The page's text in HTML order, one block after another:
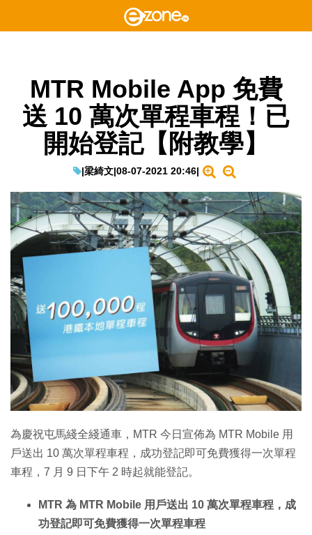
MTR Mobile App 免費
送 10 萬次單程車程！已
開始登記【附教學】
|梁綺文|08-07-2021 20:46|
為慶祝屯馬綫全綫通車，MTR 今日宣佈為 MTR Mobile 用
戶送出 10 萬次單程車程，成功登記即可免費獲得一次單程
車程，7 月 9 日下午 2 時起就能登記。
MTR 為 MTR Mobile 用戶送出 10 萬次單程車程，成
功登記即可免費獲得一次單程車程